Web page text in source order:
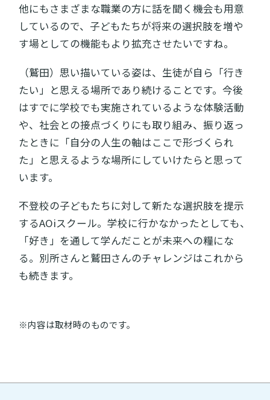
他にもさまざまな職業の方に話を聞く機会も用意
しているので、子どもたちが将来の選択肢を増や
す場としての機能もより拡充させたいですね。
（鷲田）思い描いている姿は、生徒が自ら「行き
たい」と思える場所であり続けることです。今後
はすでに学校でも実施されているような体験活動
や、社会との接点づくりにも取り組み、振り返っ
たときに「自分の人生の軸はここで形づくられ
た」と思えるような場所にしていけたらと思って
います。
不登校の子どもたちに対して新たな選択肢を提示
するAOiスクール。学校に行かなかったとしても、
「好き」を通して学んだことが未来への糧にな
る。別所さんと鷲田さんのチャレンジはこれから
も続きます。
※内容は取材時のものです。